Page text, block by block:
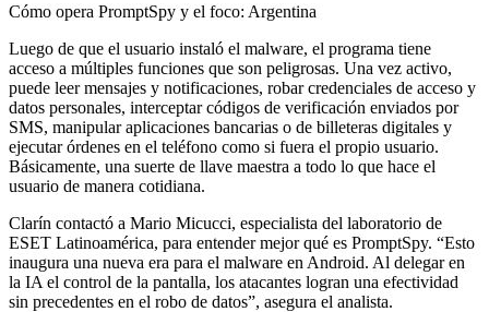
Cómo opera PromptSpy y el foco: Argentina
Luego de que el usuario instaló el malware, el programa tiene
acceso a múltiples funciones que son peligrosas. Una vez activo,
puede leer mensajes y notificaciones, robar credenciales de acceso y
datos personales, interceptar códigos de verificación enviados por
SMS, manipular aplicaciones bancarias o de billeteras digitales y
ejecutar órdenes en el teléfono como si fuera el propio usuario.
Básicamente, una suerte de llave maestra a todo lo que hace el
usuario de manera cotidiana.
Clarín contactó a Mario Micucci, especialista del laboratorio de
ESET Latinoamérica, para entender mejor qué es PromptSpy. “Esto
inaugura una nueva era para el malware en Android. Al delegar en
la IA el control de la pantalla, los atacantes logran una efectividad
sin precedentes en el robo de datos”, asegura el analista.